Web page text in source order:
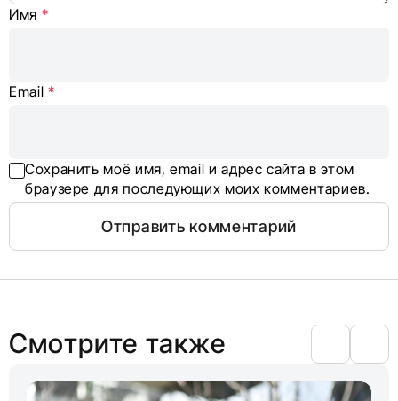
Имя *
Email *
Сохранить моё имя, email и адрес сайта в этом
браузере для последующих моих комментариев.
Смотрите также